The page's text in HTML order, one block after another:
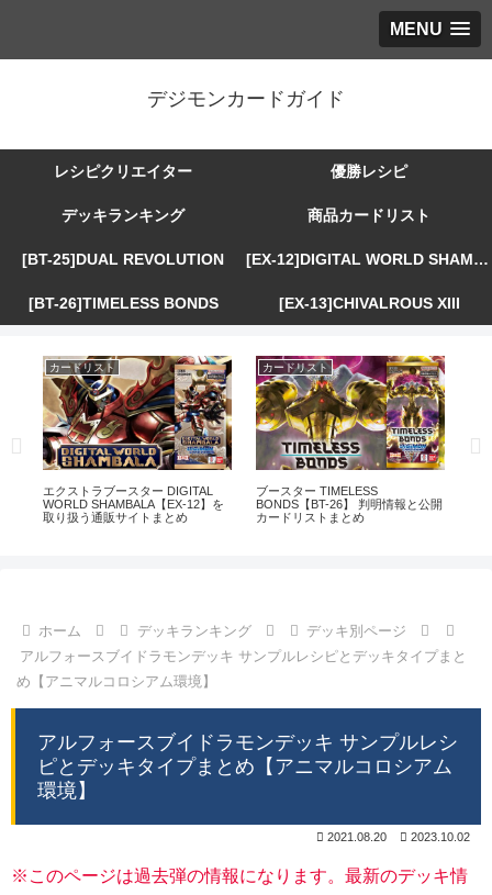
MENU
デジモンカードガイド
レシピクリエイター 優勝レシピ
デッキランキング 商品カードリスト
[BT-25]DUAL REVOLUTION [EX-12]DIGITAL WORLD SHAMBALA
[BT-26]TIMELESS BONDS [EX-13]CHIVALROUS XIII
カードリスト
エクストラブースター DIGITAL
WORLD SHAMBALA【EX-12】を
取り扱う通販サイトまとめ
カードリスト
ブースター TIMELESS
BONDS【BT-26】 判明情報と公開
カードリストまとめ
ホーム デッキランキング
デッキ別ページ
アルフォースブイドラモンデッキ サンプルレシピとデッキタイプまと
め【アニマルコロシアム環境】
アルフォースブイドラモンデッキ サンプルレシ
ピとデッキタイプまとめ【アニマルコロシアム
環境】
2021.08.20 2023.10.02
※このページは過去弾の情報になります。最新のデッキ情